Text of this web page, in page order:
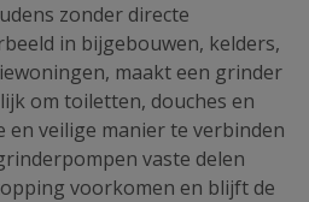
zonder directe
in bijgebouwen, kelders,
maakt een grinder
om toiletten, douches en
en veilige manier te verbinden
vaste delen
voorkomen en blijft de